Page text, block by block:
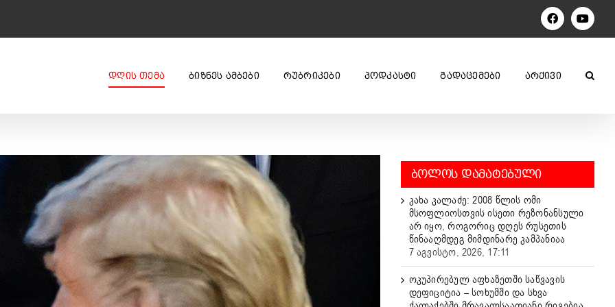
Facebook
ᲓᲦᲘᲡ ᲗᲔᲛᲐ ᲑᲘᲖᲜᲔᲡ ᲐᲛᲑᲔᲑᲘ ᲠᲣᲑᲠᲘᲙᲔᲑᲘ ᲞᲝᲓᲙᲐᲡᲢᲘ ᲒᲐᲓᲐᲪᲔᲛᲔᲑᲘ ᲐᲠᲥᲘᲕᲘ
ᲑᲝᲚᲝᲡ ᲓᲐᲛᲐᲢᲔᲑᲣᲚᲘ
კახა კალაძე: 2008 წლის ომი
მსოფლიოსთვის ისეთი რეზონანსული
არ იყო, როგორიც დღეს რუსეთის
წინააღმდეგ მიმდინარე კამპანიაა
7 აგვისტო, 2026, 17:11
ოკუპირებულ აფხაზეთში საწვავის
დეფიციტია – სოხუმში და სხვა